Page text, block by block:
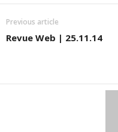
Previous article
Revue Web | 25.11.14